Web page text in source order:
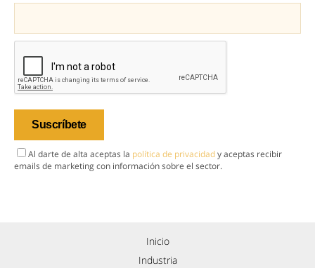
Al darte de alta aceptas la política de privacidady aceptas recibir
emails de marketing con información sobre el sector.
Inicio
Industria